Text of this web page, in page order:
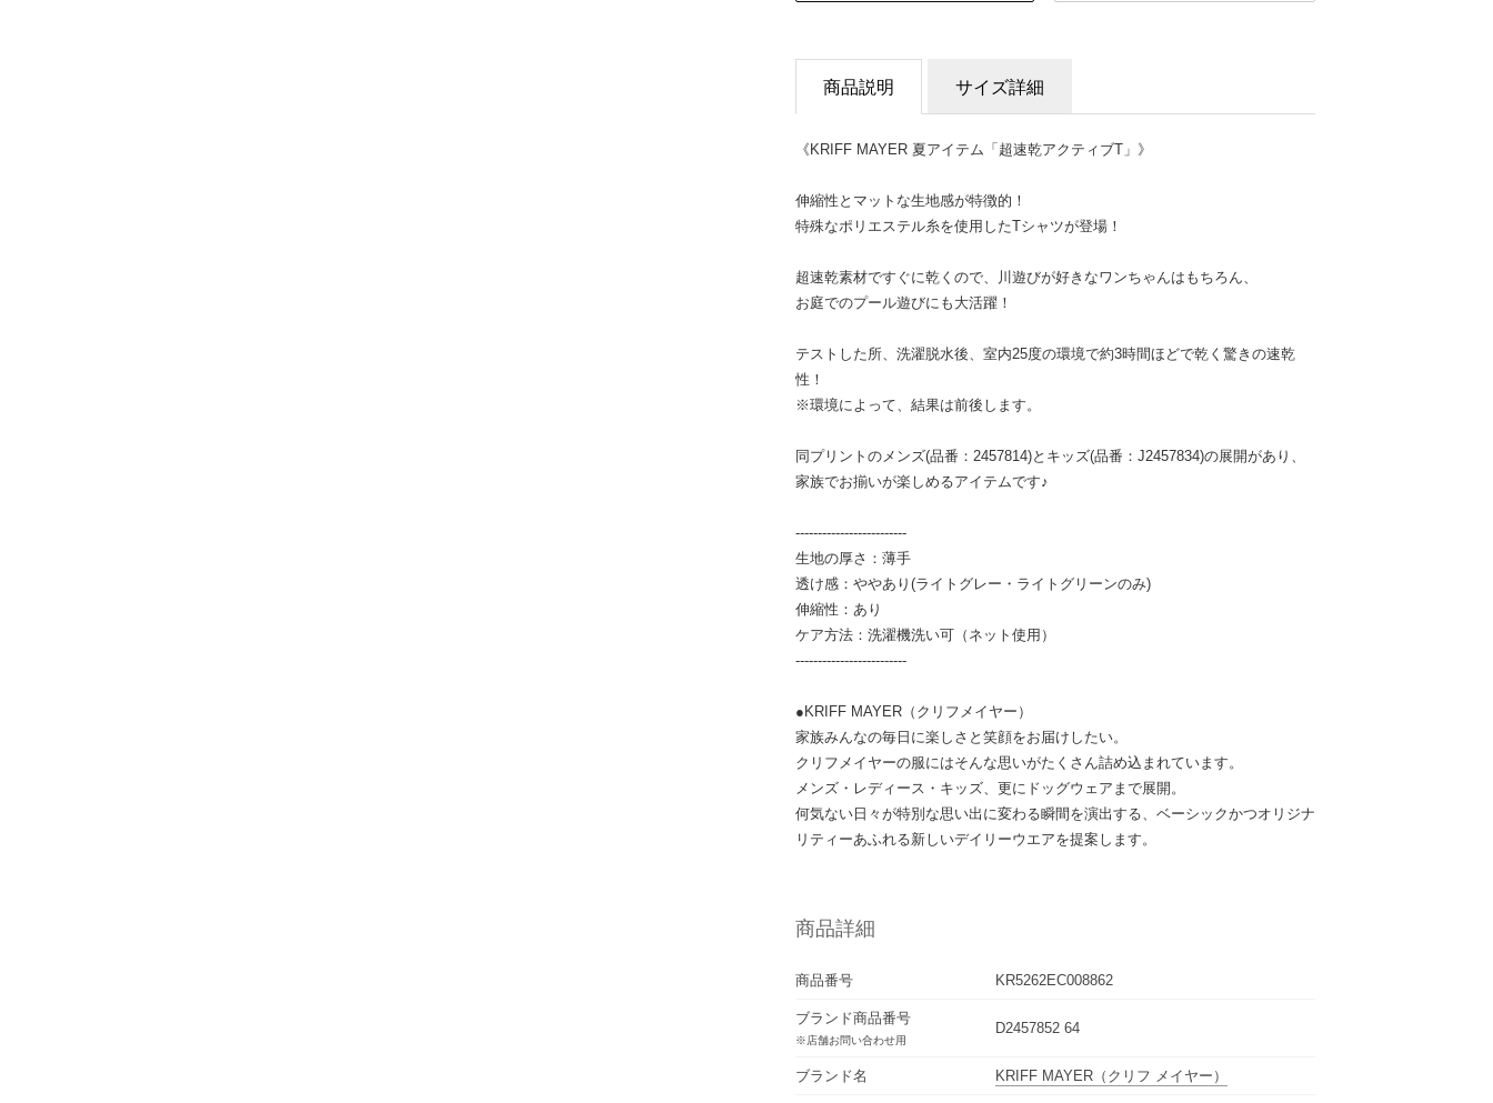
商品説明 サイズ詳細
《KRIFF MAYER 夏アイテム「超速乾アクティブT」》
伸縮性とマットな生地感が特徴的！
特殊なポリエステル糸を使用したTシャツが登場！
超速乾素材ですぐに乾くので、川遊びが好きなワンちゃんはもちろん、
お庭でのプール遊びにも大活躍！
テストした所、洗濯脱水後、室内25度の環境で約3時間ほどで乾く驚きの速乾
性！
※環境によって、結果は前後します。
同プリントのメンズ(品番：2457814)とキッズ(品番：J2457834)の展開があり、
家族でお揃いが楽しめるアイテムです♪
-------------------------
生地の厚さ：薄手
透け感：ややあり(ライトグレー・ライトグリーンのみ)
伸縮性：あり
ケア方法：洗濯機洗い可（ネット使用）
-------------------------
●KRIFF MAYER（クリフメイヤー）
家族みんなの毎日に楽しさと笑顔をお届けしたい。
クリフメイヤーの服にはそんな思いがたくさん詰め込まれています。
メンズ・レディース・キッズ、更にドッグウェアまで展開。
何気ない日々が特別な思い出に変わる瞬間を演出する、ベーシックかつオリジナ
リティーあふれる新しいデイリーウエアを提案します。
商品詳細
商品番号 KR5262EC008862
ブランド商品番号
※店舗お問い合わせ用
D2457852 64
ブランド名 KRIFF MAYER （クリフ メイヤー）